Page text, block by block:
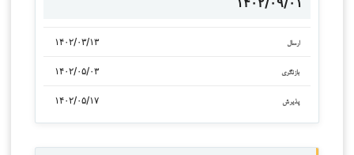
ارسال ۱۴۰۲/۰۳/۱۳
بازنگری ۱۴۰۲/۰۵/۰۳
پذیرش ۱۴۰۲/۰۵/۱۷